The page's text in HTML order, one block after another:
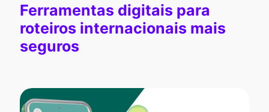
Ferramentas digitais para
roteiros internacionais mais
seguros